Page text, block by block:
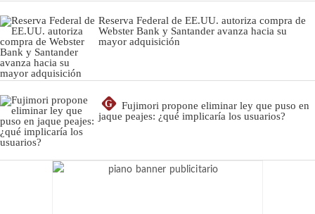
Reserva Federal de EE.UU. autoriza compra de
Webster Bank y Santander avanza hacia su
mayor adquisición
G
Fujimori propone eliminar ley que puso en
jaque peajes: ¿qué implicaría los usuarios?